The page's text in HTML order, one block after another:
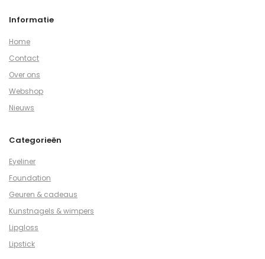
Informatie
Home
Contact
Over ons
Webshop
Nieuws
Categorieën
Eyeliner
Foundation
Geuren & cadeaus
Kunstnagels & wimpers
Lipgloss
Lipstick